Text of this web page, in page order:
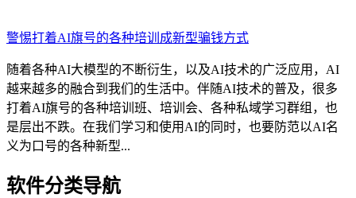
警惕打着AI旗号的各种培训成新型骗钱方式
随着各种AI大模型的不断衍生，以及AI技术的广泛应用，AI
越来越多的融合到我们的生活中。伴随AI技术的普及，很多
打着AI旗号的各种培训班、培训会、各种私域学习群组，也
是层出不跌。在我们学习和使用AI的同时，也要防范以AI名
义为口号的各种新型...
软件分类导航